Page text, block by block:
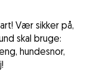
Vær sikker på,
skal bruge:
hundesnor,